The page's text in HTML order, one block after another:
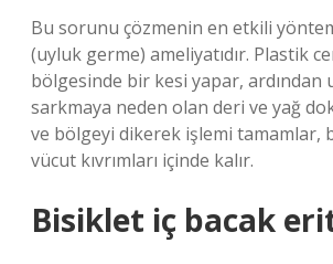
Bu sorunu çözmenin en etkili
(uyluk germe) ameliyatıdır. Plastik
bölgesinde bir kesi yapar, ardından
sarkmaya neden olan deri ve yağ
ve bölgeyi dikerek işlemi tamamlar,
vücut kıvrımları içinde kalır.
Bisiklet iç bacak